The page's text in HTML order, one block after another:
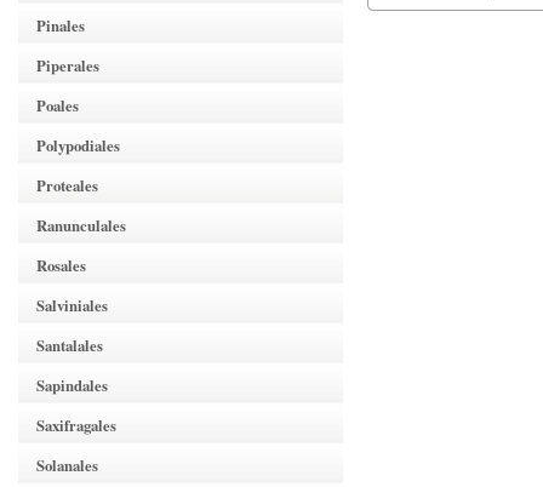
Pinales
Piperales
Poales
Polypodiales
Proteales
Ranunculales
Rosales
Salviniales
Santalales
Sapindales
Saxifragales
Solanales